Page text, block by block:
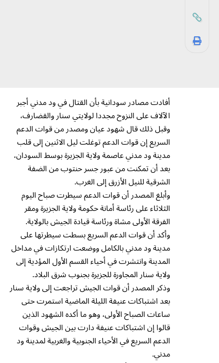
أفادت مصادر سودانية بأن القتال في ود مدني أجبر
الآلاف على النزوح مجددا لولايتي سنار والقضارف،
وقبل ذلك قال شهود عيان ومصدر من قوات الدعم
السريع إن قوات الدعم توغلت ليل الاثنين إلى قلب
مدينة ود مدني عاصمة ولاية الجزيرة بوسط السودان،
بعد أن تمكنت من عبور جسر حنتوب من الضفة
الشرقية للنيل الأزرق إلى الغرب.
وأبلغ المصدر أن قوات الدعم سيطرت صباح اليوم
الثلاثاء على رئاسة أمانة حكومة ولاية الجزيرة ومقر
الفرقة الأولى مشاة ورئاسة قيادة الجيش بالولاية.
وأكد أن قوات الدعم السريع بسطت سيطرتها على
مدينة ود مدني بالكامل ووضعت ارتكازات في مداخل
المدينة وانتشرت في أحياء القسم الأول المؤدية إلى
ولاية سنار المجاورة للجزيرة بجنوب شرق البلاد.
وذكر المصدر أن قوات الجيش تراجعت إلى ولاية سنار
بعد اشتباكات عنيفة الليلة الماضية استمرت حتى
ساعات الصباح الأولى، وهو ما أكده الشهود الذين
قالوا إن اشتباكات عنيفة دارت بين الجيش وقوات
الدعم السريع في الأحياء الجنوبية والغربية لمدينة ود
مدني.